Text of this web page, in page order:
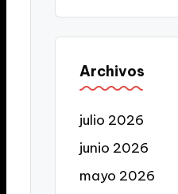
Archivos
julio 2026
junio 2026
mayo 2026